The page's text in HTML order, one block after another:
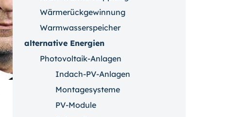
Wärmerückgewinnung
Warmwasserspeicher
alternative Energien
Photovoltaik-Anlagen
Indach-PV-Anlagen
Montagesysteme
PV-Module